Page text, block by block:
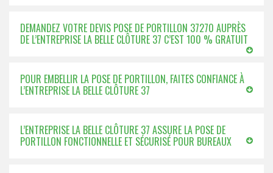
DEMANDEZ VOTRE DEVIS POSE DE PORTILLON 37270 AUPRÈS
DE L’ENTREPRISE LA BELLE CLÔTURE 37 C’EST 100 % GRATUIT
POUR EMBELLIR LA POSE DE PORTILLON, FAITES CONFIANCE À
L’ENTREPRISE LA BELLE CLÔTURE 37
L’ENTREPRISE LA BELLE CLÔTURE 37 ASSURE LA POSE DE
PORTILLON FONCTIONNELLE ET SÉCURISÉ POUR BUREAUX